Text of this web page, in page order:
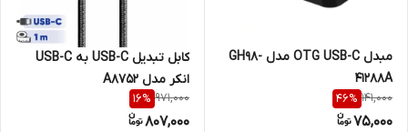
مبدل OTG USB-C مدل GH98-
41288A
141,000
46%
75,000
کابل تبدیل USB-C به USB-C
انکر مدل A8752
971,000
16%
807,000